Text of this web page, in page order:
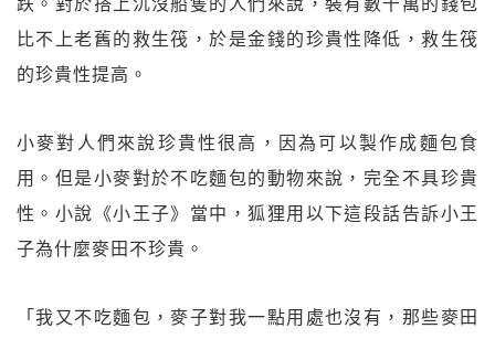
比不上老舊的救生筏，於是金錢的珍貴性降低，救生筏
的珍貴性提高。
小麥對人們來說珍貴性很高，因為可以製作成麵包食
用。但是小麥對於不吃麵包的動物來說，完全不具珍貴
性。小說《小王子》當中，狐狸用以下這段話告訴小王
子為什麼麥田不珍貴。
「我又不吃麵包，麥子對我一點用處也沒有，那些麥田